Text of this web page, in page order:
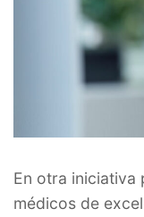
En otra iniciativa
médicos de